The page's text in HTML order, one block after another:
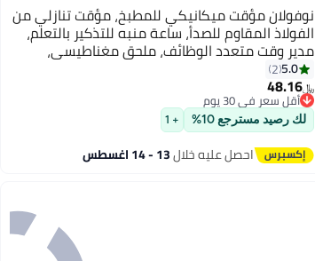
نوفولان مؤقت ميكانيكي للمطبخ، مؤقت تنازلي من
الفولاذ المقاوم للصدأ، ساعة منبه للتذكير بالتعلم،
مدير وقت متعدد الوظائف، ملحق مغناطيسي،
تذكيرات الطبخ، سطح أملس
5.0
2
﷼‏48.16
أقل سعر في 30 يوم
أقل سعر في 30 يوم
لك رصيد مسترجع 10% + 1
احصل عليه خلال13 - 14 اغسطس